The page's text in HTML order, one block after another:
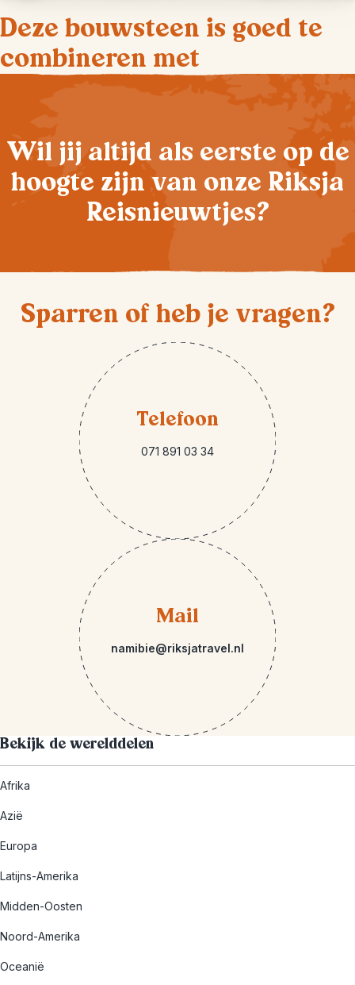
Deze bouwsteen is goed te
combineren met
Wil jij altijd als eerste op de
hoogte zijn van onze Riksja
Reisnieuwtjes?
Sparren of heb je vragen?
Telefoon
071 891 03 34
Mail
namibie@riksjatravel.nl
Bekijk de werelddelen
Afrika
Azië
Europa
Latijns-Amerika
Midden-Oosten
Noord-Amerika
Oceanië